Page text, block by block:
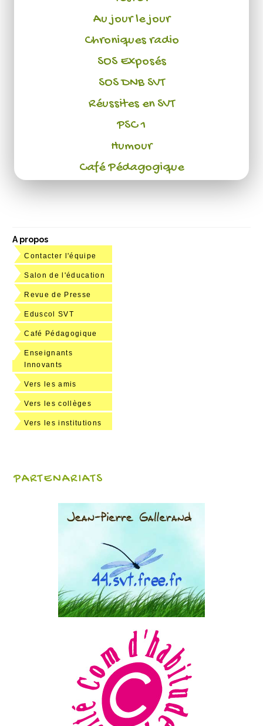
Au jour le jour
Chroniques radio
SOS Exposés
SOS DNB SVT
Réussites en SVT
PSC 1
Humour
Café Pédagogique
A propos
Contacter l'équipe
Salon de l'éducation
Revue de Presse
Eduscol SVT
Café Pédagogique
Enseignants
Innovants
Vers les amis
Vers les collèges
Vers les institutions
PARTENARIATS